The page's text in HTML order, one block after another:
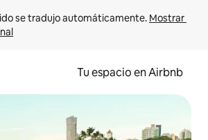
se tradujo automáticamente. Mostrar
Tu espacio en Airbnb